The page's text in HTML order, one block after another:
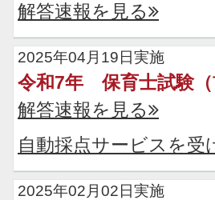
解答速報を見る
2025年04月19日実施
令和7年 保育士試験（
解答速報を見る
自動採点サービスを受
2025年02月02日実施